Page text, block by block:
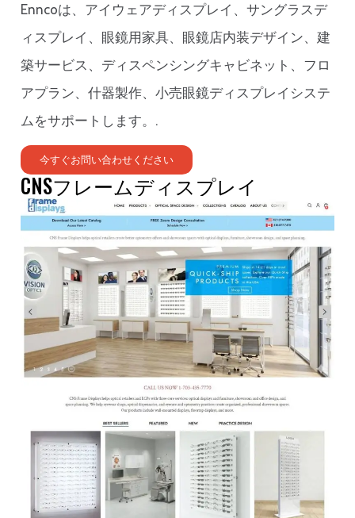
Enncoは、アイウェアディスプレイ、サングラスデ
ィスプレイ、眼鏡用家具、眼鏡店内装デザイン、建
築サービス、ディスペンシングキャビネット、フロ
アプラン、什器製作、小売眼鏡ディスプレイシステ
ムをサポートします。.
今すぐお問い合わせください
CNSフレームディスプレイ